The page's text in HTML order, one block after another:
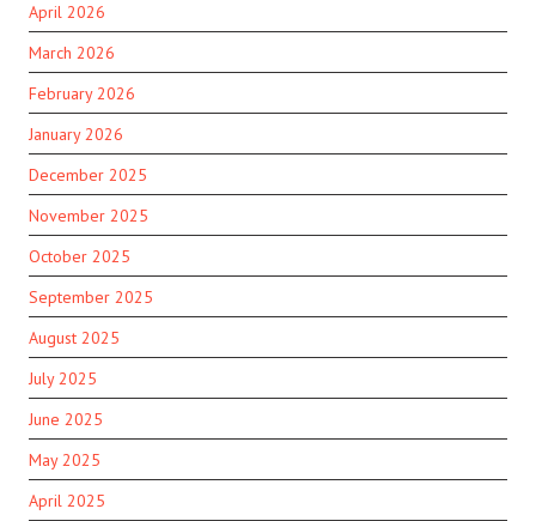
April 2026
March 2026
February 2026
January 2026
December 2025
November 2025
October 2025
September 2025
August 2025
July 2025
June 2025
May 2025
April 2025